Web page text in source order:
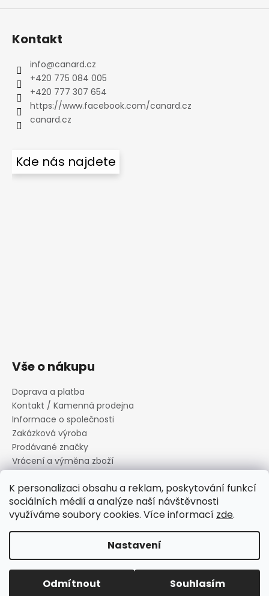
K personalizaci obsahu a reklam, poskytování funkcí
sociálních médií a analýze naší návštěvnosti
využíváme soubory cookies. Více informací zde.
Nastavení
Odmítnout Souhlasím
Kontakt
info@canard.cz
+420 775 084 005
+420 777 307 654
https://www.facebook.com/canard.cz
canard.cz
Kde nás najdete
Vše o nákupu
Doprava a platba
Kontakt / Kamenná prodejna
Informace o společnosti
Zakázková výroba
Prodávané značky
Vrácení a výměna zboží
Informace o souborech cookies
Reklamační řád
Obchodní podmínky
Copyright 2026Canard s.r.o.. Všechna práva vyhrazena.
Upravit nastavení cookies